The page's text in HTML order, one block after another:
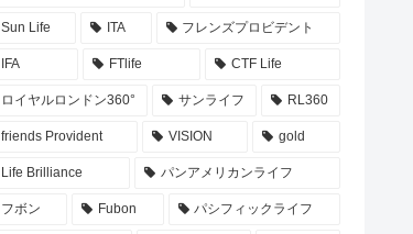
Sun Life ITA フレンズプロビデント
IFA FTlife CTF Life
ロイヤルロンドン360° サンライフ RL360
friends Provident VISION gold
Life Brilliance パンアメリカンライフ
フボン Fubon パシフィックライフ